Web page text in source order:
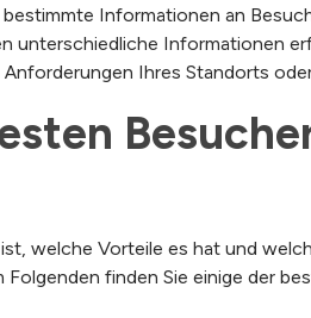
bestimmte Informationen an
unterschiedliche Informationen
Ihres Standorts
welche Vorteile es hat und
finden Sie einige der